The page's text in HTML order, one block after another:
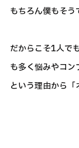
もちろん僕もそう
だからこそ1人で
も多く悩みやコ
という理由から「